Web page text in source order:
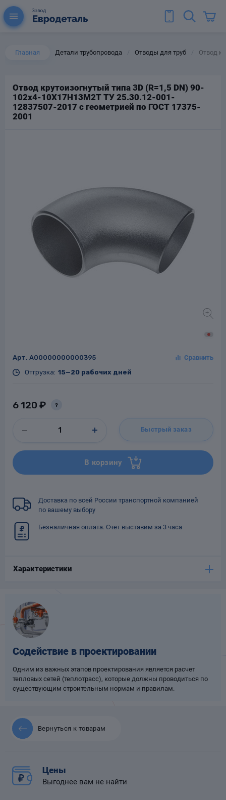
Главная Детали трубопровода Отводы для труб Отвод
Отвод крутоизогнутый типа 3D (R=1,5 DN) 90-
102х4-10Х17Н13М2Т ТУ 25.30.12-001-
12837507-2017 с геометрией по ГОСТ 17375-
2001
Арт. A00000000000395
Отгрузка: 15—20 рабочих дней
6 120 ₽ ?
Быстрый заказ
В корзину
Доставка по всей России транспортной компанией
по вашему выбору
Безналичная оплата. Счет выставим за 3 часа
Характеристики
Содействие в проектировании
Одним из важных этапов проектирования является расчет
тепловых сетей (теплотрасс), которые должны проводиться по
существующим строительным нормам и правилам.
Вернуться к товарам
Цены
Выгоднее вам не найти
для труб
Колена для труб
Тройники стальные
Компенсаторы